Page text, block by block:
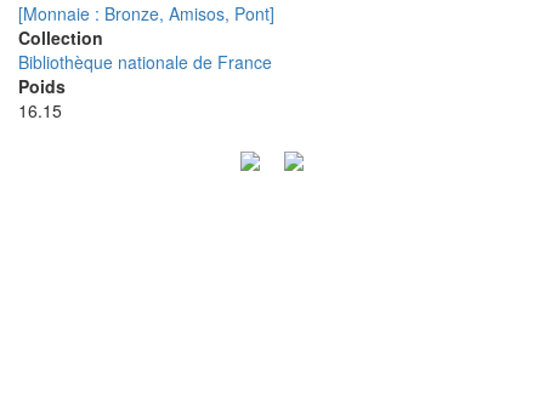
[Monnaie : Bronze, Amisos, Pont]
Collection
Bibliothèque nationale de France
Poids
16.15